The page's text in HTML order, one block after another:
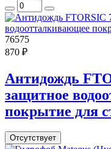
76575
870 ₽
Антидождь
защитное
покрытие для
Отсутствует